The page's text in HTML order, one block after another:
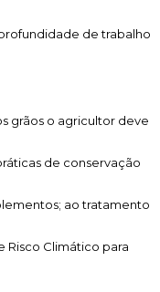
de trabalho
grãos o agricultor deve
de conservação
ao tratamento
Risco Climático para